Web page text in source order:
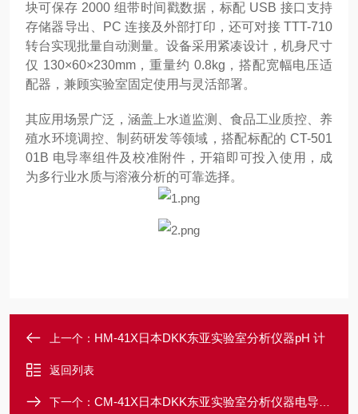
块可保存 2000 组带时间戳数据，标配 USB 接口支持
存储器导出、PC 连接及外部打印，还可对接 TTT-710
转台实现批量自动测量。设备采用紧凑设计，机身尺寸
仅 130×60×230mm，重量约 0.8kg，搭配宽幅电压适
配器，兼顾实验室固定使用与灵活部署。
其应用场景广泛，涵盖上水道监测、食品工业质控、养
殖水环境调控、制药研发等领域，搭配标配的 CT-501
01B 电导率组件及校准附件，开箱即可投入使用，成
为多行业水质与溶液分析的可靠选择。
上一个： HM-41X日本DKK东亚实验室分析仪器pH 计
返回列表
下一个： CM-41X日本DKK东亚实验室分析仪器电导率计